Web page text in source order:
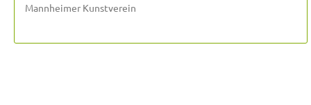
Mannheimer Kunstverein